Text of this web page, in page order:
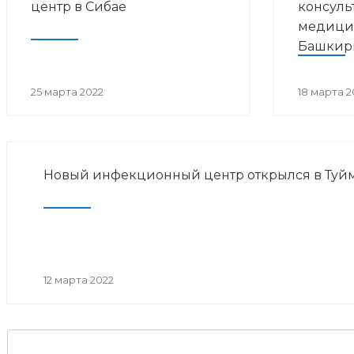
центр в Сибае
25 марта 2022 18 марта
Новый инфекционный центр открылся в
12 марта 2022